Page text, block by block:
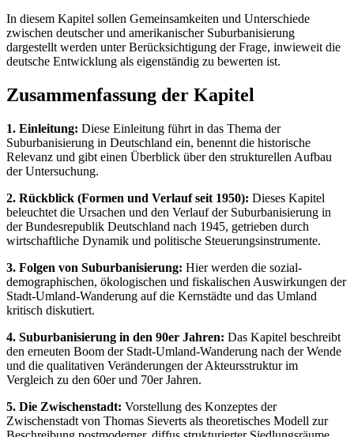
In diesem Kapitel sollen Gemeinsamkeiten und Unterschiede
zwischen deutscher und amerikanischer Suburbanisierung
dargestellt werden unter Berücksichtigung der Frage, inwieweit die
deutsche Entwicklung als eigenständig zu bewerten ist.
Zusammenfassung der Kapitel
1. Einleitung: Diese Einleitung führt in das Thema der
Suburbanisierung in Deutschland ein, benennt die historische
Relevanz und gibt einen Überblick über den strukturellen Aufbau
der Untersuchung.
2. Rückblick (Formen und Verlauf seit 1950): Dieses Kapitel
beleuchtet die Ursachen und den Verlauf der Suburbanisierung in
der Bundesrepublik Deutschland nach 1945, getrieben durch
wirtschaftliche Dynamik und politische Steuerungsinstrumente.
3. Folgen von Suburbanisierung: Hier werden die sozial-
demographischen, ökologischen und fiskalischen Auswirkungen der
Stadt-Umland-Wanderung auf die Kernstädte und das Umland
kritisch diskutiert.
4. Suburbanisierung in den 90er Jahren: Das Kapitel beschreibt
den erneuten Boom der Stadt-Umland-Wanderung nach der Wende
und die qualitativen Veränderungen der Akteursstruktur im
Vergleich zu den 60er und 70er Jahren.
5. Die Zwischenstadt: Vorstellung des Konzeptes der
Zwischenstadt von Thomas Sieverts als theoretisches Modell zur